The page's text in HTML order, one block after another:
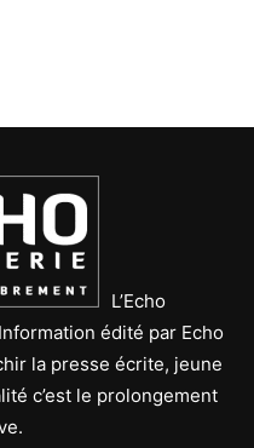
L’Echo
édité par Echo
la presse écrite, jeune
c’est le prolongement